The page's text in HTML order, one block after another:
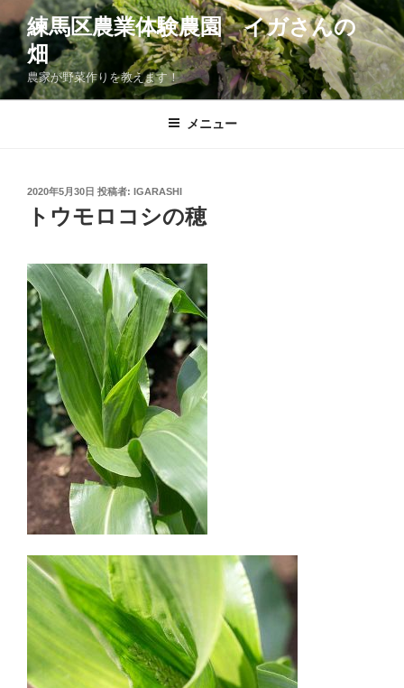
ン
テ
ン
ツ
練馬区農業体験農園 イガさんの
畑
農家が野菜作りを教えます！
メニュー
投
稿
2020年5月30日 投稿者: IGARASHI
トウモロコシの穂